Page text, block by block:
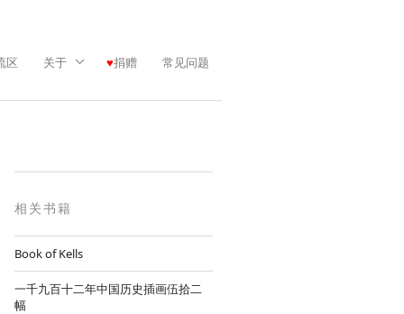
区 关于 捐赠 常见问题
相关书籍
Book of Kells
一千九百十二年中国历史插画伍拾二
幅